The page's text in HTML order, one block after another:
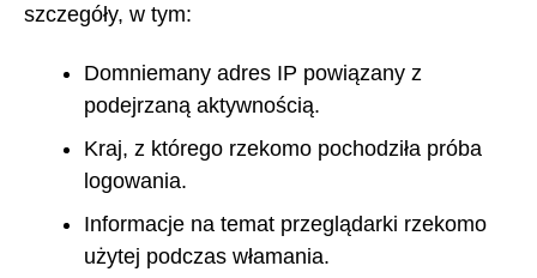
szczegóły, w tym:
Domniemany adres IP powiązany z
podejrzaną aktywnością.
Kraj, z którego rzekomo pochodziła próba
logowania.
Informacje na temat przeglądarki rzekomo
użytej podczas włamania.